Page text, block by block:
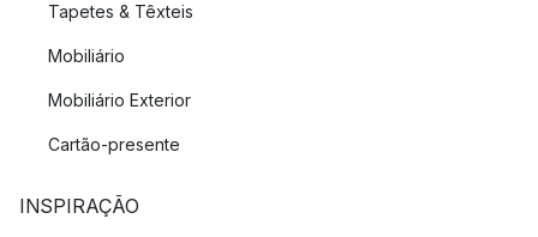
Tapetes & Têxteis
Mobiliário
Mobiliário Exterior
Cartão-presente
INSPIRAÇÃO